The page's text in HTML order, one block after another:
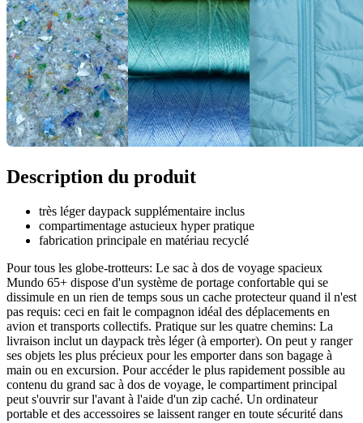
Description du produit
très léger daypack supplémentaire inclus
compartimentage astucieux hyper pratique
fabrication principale en matériau recyclé
Pour tous les globe-trotteurs: Le sac à dos de voyage spacieux
Mundo 65+ dispose d'un système de portage confortable qui se
dissimule en un rien de temps sous un cache protecteur quand il n'est
pas requis: ceci en fait le compagnon idéal des déplacements en
avion et transports collectifs. Pratique sur les quatre chemins: La
livraison inclut un daypack très léger (à emporter). On peut y ranger
ses objets les plus précieux pour les emporter dans son bagage à
main ou en excursion. Pour accéder le plus rapidement possible au
contenu du grand sac à dos de voyage, le compartiment principal
peut s'ouvrir sur l'avant à l'aide d'un zip caché. Un ordinateur
portable et des accessoires se laissent ranger en toute sécurité dans